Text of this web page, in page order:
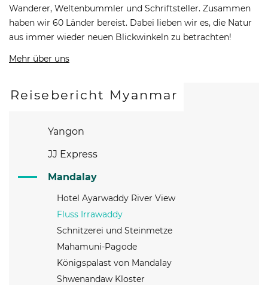
Wanderer, Weltenbummler und Schriftsteller. Zusammen
haben wir 60 Länder bereist. Dabei lieben wir es, die Natur
aus immer wieder neuen Blickwinkeln zu betrachten!
Mehr über uns
Reisebericht Myanmar
Yangon
JJ Express
Mandalay
Hotel Ayarwaddy River View
Fluss Irrawaddy
Schnitzerei und Steinmetze
Mahamuni-Pagode
Königspalast von Mandalay
Shwenandaw Kloster